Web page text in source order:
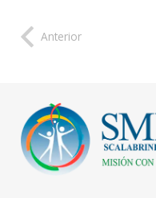
Anterior